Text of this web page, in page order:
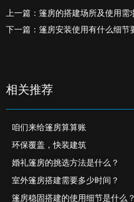
上一篇：篷房的搭建场所及使用需
下一篇：篷房安装使用有什么细节
相关推荐
咱们来给篷房算算账
环保覆盖，快装建筑
婚礼篷房的挑选方法是什么？
室外篷房搭建需要多少时间？
篷房稳固搭建的使用细节是什么？